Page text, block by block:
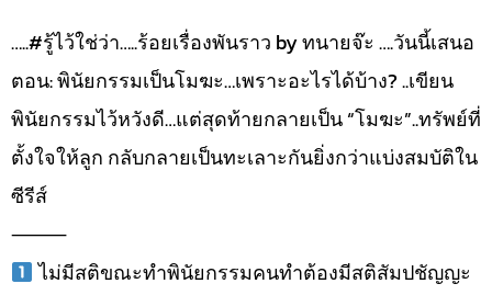
…..#รู้ไว้ใช่ว่า…..ร้อยเรื่องพันราว by ทนายจ๊ะ ….วันนี้เสนอ
ตอน: พินัยกรรมเป็นโมฆะ…เพราะอะไรได้บ้าง? ..เขียน
พินัยกรรมไว้หวังดี…แต่สุดท้ายกลายเป็น “โมฆะ”..ทรัพย์ที่
ตั้งใจให้ลูก กลับกลายเป็นทะเลาะกันยิ่งกว่าแบ่งสมบัติใน
ซีรีส์
⸻
ไม่มีสติขณะทำพินัยกรรมคนทำต้องมีสติสัมปชัญญะ